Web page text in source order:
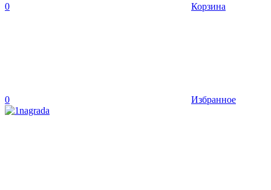
0 Корзина
0 Избранное